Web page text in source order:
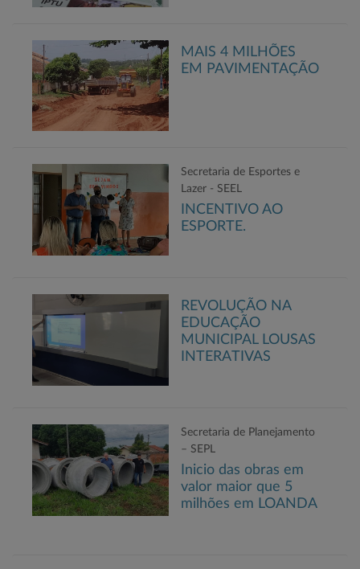
MAIS 4 MILHÕES
EM PAVIMENTAÇÃO
Secretaria de Esportes e
Lazer - SEEL
INCENTIVO AO
ESPORTE.
REVOLUÇÃO NA
EDUCAÇÃO
MUNICIPAL LOUSAS
INTERATIVAS
Secretaria de Planejamento
– SEPL
Inicio das obras em
valor maior que 5
milhões em LOANDA